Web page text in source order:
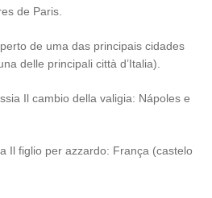
de Paris.
de uma das principais cidades
delle principali città d’Italia).
Il cambio della valigia: Nápoles e
Il figlio per azzardo: França (castelo